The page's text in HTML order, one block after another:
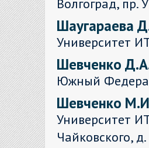
Шаугараева
Университет
Шевченко
Южный
Шевченко
Университет
Чайковского,